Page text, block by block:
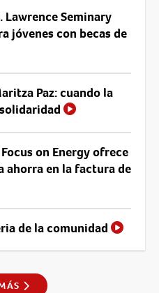
Lawrence Seminary
jóvenes con becas de
Paz: cuando la
on Energy ofrece
ahorra en la factura de
de la comunidad